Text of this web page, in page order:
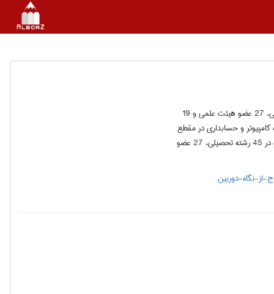
دانشگاه آزاد اسلامی واحد هیدج در طول 17 سال تلاش مستمر اکنون با 670 دانشجو در 45 رشته تحصیلی، 27 عضو هیئت علمی و 19
فعال است. - ، دانشگاه آزاد اسلامی واحد هیدج مهر 1383 با دو رشته کامپیوتر و حسابداری در مقطع
کاردانی و تعداد 260 دانشجو فعالیت خود را آغاز کرد و اکنون بعد از 17 سال تلاش مستمر با 670 دانشجو در 45 رشته تحصیلی، 27 عضو